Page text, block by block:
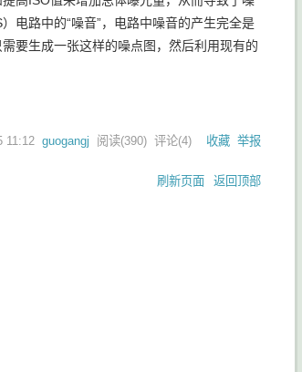
电路中的“噪音”，电路中噪音的产生完全是
要生成一张这样的噪点图，然后利用现有的
11:12 guogangj 阅读(390) 评论(4) 收藏 举报
刷新页面 返回顶部